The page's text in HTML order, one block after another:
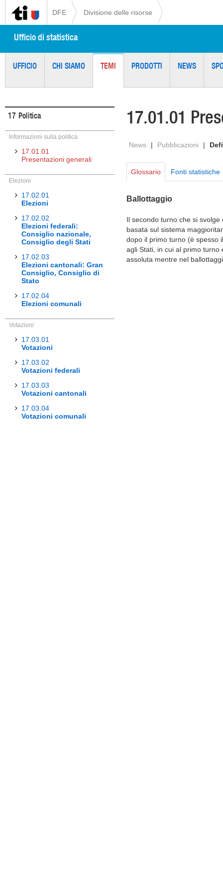
DFE Divisione delle risorse
Ufficio di statistica
UFFICIO CHI SIAMO TEMI PRODOTTI NEWS
17 Politica
Informazioni sulla politica
17.01.01
Presentazioni generali
Elezioni
17.02.01
Elezioni
17.02.02
Elezioni federali:
Consiglio nazionale,
Consiglio degli Stati
17.02.03
Elezioni cantonali: Gran
Consiglio, Consiglio di
Stato
17.02.04
Elezioni comunali
Votazioni
17.03.01
Votazioni
17.03.02
Votazioni federali
17.03.03
Votazioni cantonali
17.03.04
Votazioni comunali
17.01.01
News | Pubblicazioni |
Glossario Fonti statistiche
Ballottaggio
Il secondo turno che si
basata sul sistema
dopo il primo turno (è spesso
agli Stati, in cui al primo
assoluta mentre nel